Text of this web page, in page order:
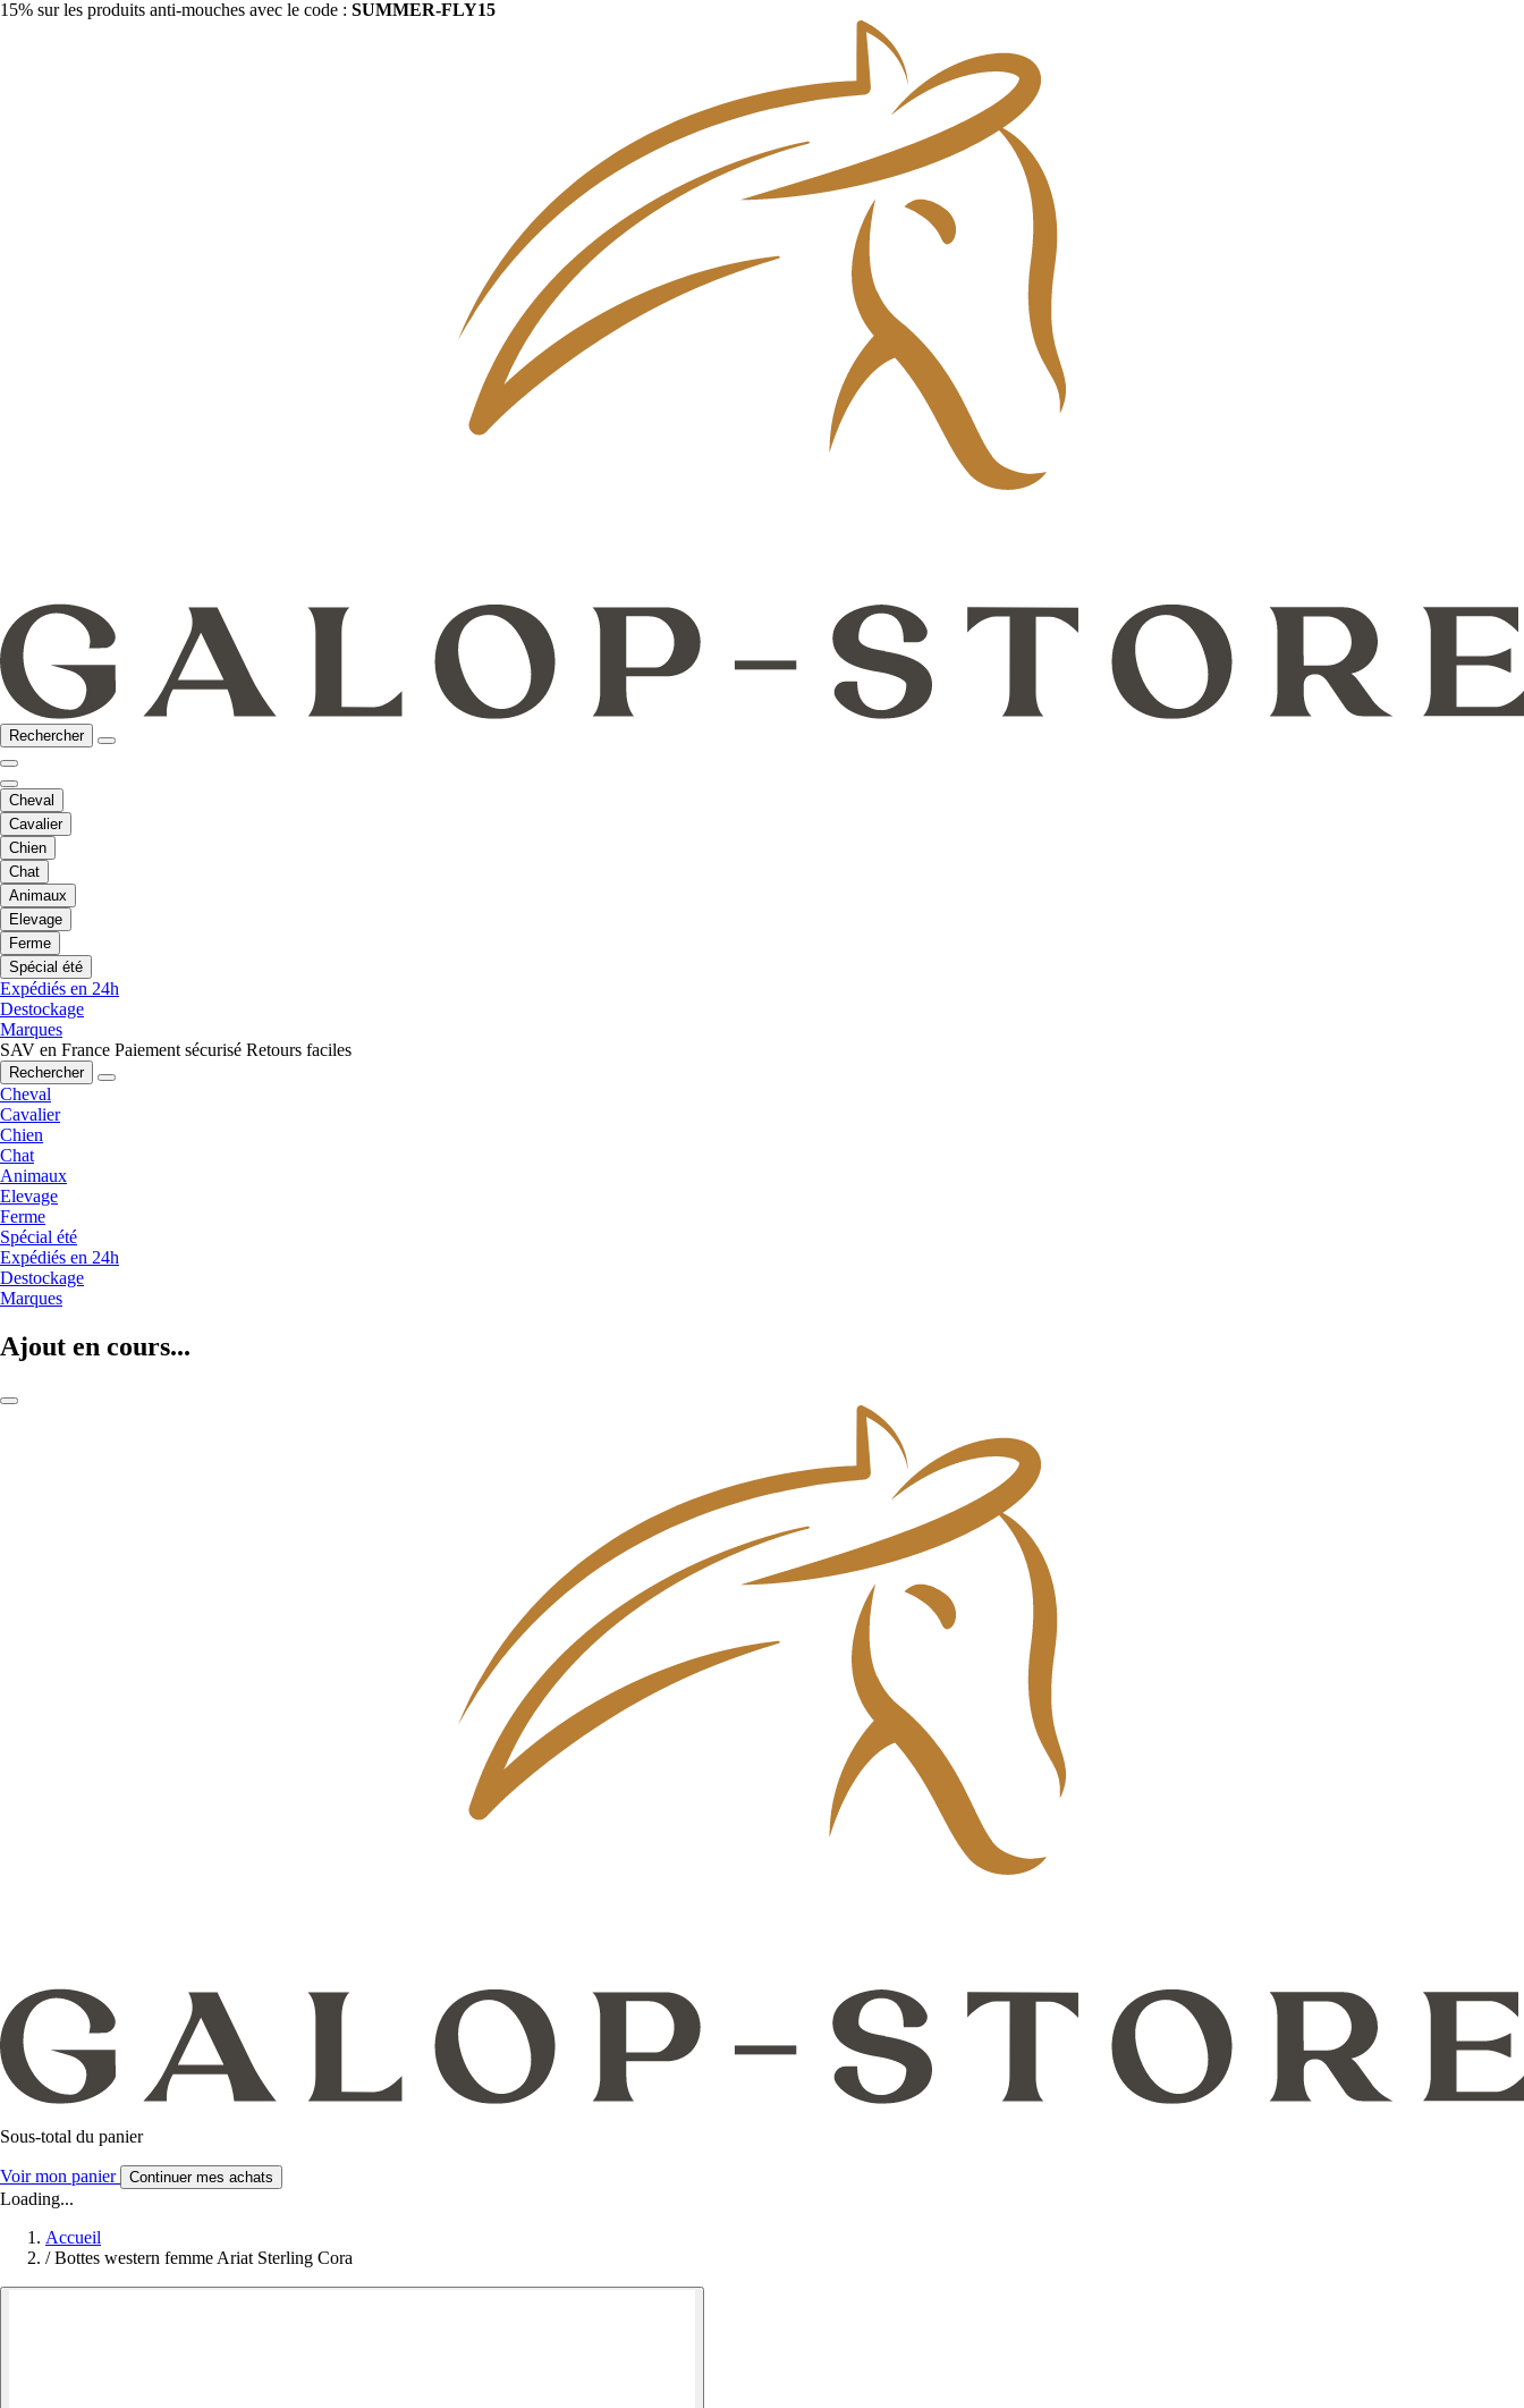
15% sur les produits anti-mouches avec le code : SUMMER-FLY15
Rechercher
Cheval
Cavalier
Chien
Chat
Animaux
Elevage
Ferme
Spécial été
Expédiés en 24h
Destockage
Marques
SAV en France Paiement sécurisé Retours faciles
Rechercher
Cheval
Cavalier
Chien
Chat
Animaux
Elevage
Ferme
Spécial été
Expédiés en 24h
Destockage
Marques
Ajout en cours...
Sous-total du panier
Voir mon panier Continuer mes achats
Loading...
Accueil
/ Bottes western femme Ariat Sterling Cora